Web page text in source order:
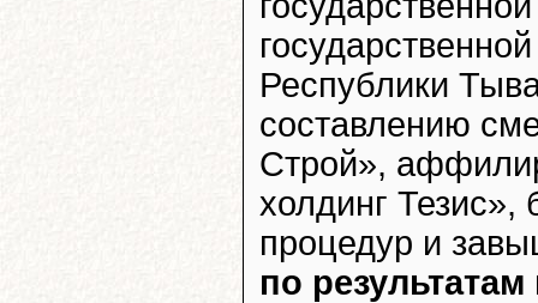
Республики
составлению
Строй»,
холдинг Тезис»,
процедур и
по